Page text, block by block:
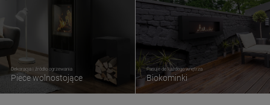
Dekoracja i źródło ogrzewania
Piece wolnostojące
Pasuje do każdego wnętrza
Biokominki